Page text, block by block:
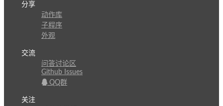
分享
动作库
子程序
外观
交流
问答讨论区
Github Issues
QQ群
关注